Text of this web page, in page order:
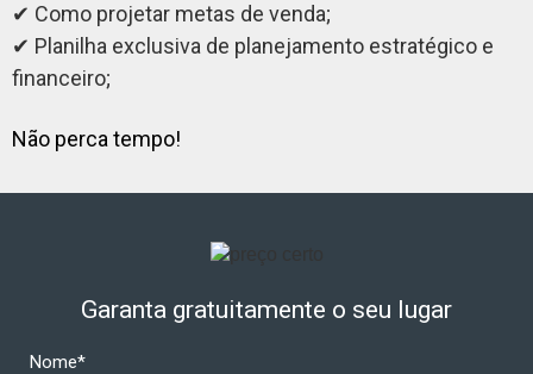
✔ Como projetar metas de venda;
✔ Planilha exclusiva de planejamento estratégico e
financeiro;
Não perca tempo!
Garanta gratuitamente o seu lugar
Nome*